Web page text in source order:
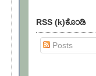
RSS (k)ಕೊಂಡಿ
Posts